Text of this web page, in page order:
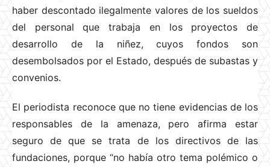
haber descontado ilegalmente valores de los sueldos
del personal que trabaja en los proyectos de
desarrollo de la niñez, cuyos fondos son
desembolsados por el Estado, después de subastas y
convenios.
El periodista reconoce que no tiene evidencias de los
responsables de la amenaza, pero afirma estar
seguro de que se trata de los directivos de las
fundaciones, porque “no había otro tema polémico o